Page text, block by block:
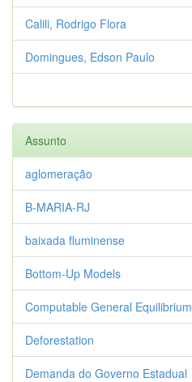
Calili, Rodrigo Flora
Domingues, Edson Paulo
Assunto
aglomeração
B-MARIA-RJ
baixada fluminense
Bottom-Up Models
Computable General Equilibrium
Deforestation
Demanda do Governo Estadual